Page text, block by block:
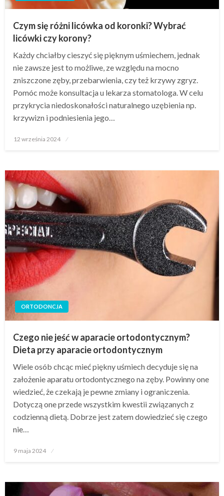
Czym się różni licówka od koronki? Wybrać
licówki czy korony?
Każdy chciałby cieszyć się pięknym uśmiechem, jednak
nie zawsze jest to możliwe, ze względu na mocno
zniszczone zęby, przebarwienia, czy też krzywy zgryz.
Pomóc może konsultacja u lekarza stomatologa. W celu
przykrycia niedoskonałości naturalnego uzębienia np.
krzywizn i podniesienia jego…
Opublikowane
12 września 2024
ORTODONCJA
Czego nie jeść w aparacie ortodontycznym?
Dieta przy aparacie ortodontycznym
Wiele osób chcąc mieć piękny uśmiech decyduje się na
założenie aparatu ortodontycznego na zęby. Powinny one
wiedzieć, że czekają je pewne zmiany i ograniczenia.
Dotyczą one przede wszystkim kwestii związanych z
codzienną dietą. Dobrze jest zatem dowiedzieć się czego
nie…
Opublikowane
9 maja 2024